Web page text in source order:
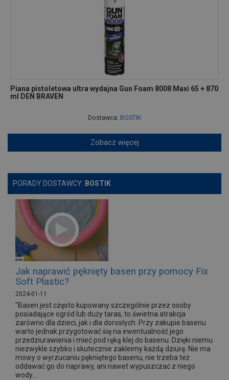
Piana pistoletowa ultra wydajna Gun Foam 8008 Maxi 65 + 870
ml DEN BRAVEN
Dostawca: BOSTIK
Zobacz więcej
PORADY DOSTAWCY: BOSTIK
Jak naprawić pęknięty basen przy pomocy Fix
Soft Plastic?
2024-01-11
"Basen jest często kupowany szczególnie przez osoby
posiadające ogród lub duży taras, to świetna atrakcja
zarówno dla dzieci, jak i dla dorosłych. Przy zakupie basenu
warto jednak przygotować się na ewentualność jego
przedziurawienia i mieć pod ręką klej do basenu. Dzięki niemu
niezwykle szybko i skutecznie zakleimy każdą dziurę. Nie ma
mowy o wyrzucaniu pękniętego basenu, nie trzeba też
oddawać go do naprawy, ani nawet wypuszczać z niego
wody...